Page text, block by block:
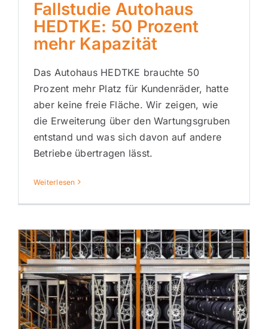
Fallstudie Autohaus
HEDTKE: 50 Prozent
mehr Kapazität
Das Autohaus HEDTKE brauchte 50
Prozent mehr Platz für Kundenräder, hatte
aber keine freie Fläche. Wir zeigen, wie
die Erweiterung über den Wartungsgruben
entstand und was sich davon auf andere
Betriebe übertragen lässt.
Weiterlesen
Reifen und Räder richtig lagern:
Anforderungen und
Praxisregeln